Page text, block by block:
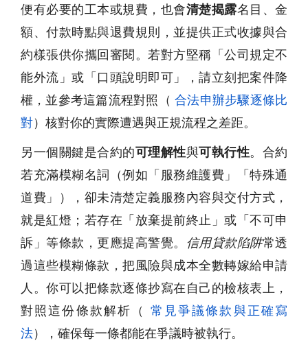
便有必要的工本或規費，也會清楚揭露名目、金
額、付款時點與退費規則，並提供正式收據與合
約樣張供你攜回審閱。若對方堅稱「公司規定不
能外流」或「口頭說明即可」，請立刻把案件降
權，並參考這篇流程對照（ 合法申辦步驟逐條比
對）核對你的實際遭遇與正規流程之差距。
另一個關鍵是合約的可理解性與可執行性。合約
若充滿模糊名詞（例如「服務維護費」「特殊通
道費」），卻未清楚定義服務內容與交付方式，
就是紅燈；若存在「放棄提前終止」或「不可申
訴」等條款，更應提高警覺。 信用貸款陷阱常透
過這些模糊條款，把風險與成本全數轉嫁給申請
人。你可以把條款逐條抄寫在自己的檢核表上，
對照這份條款解析（
常見爭議條款與正確寫
法），確保每一條都能在爭議時被執行。